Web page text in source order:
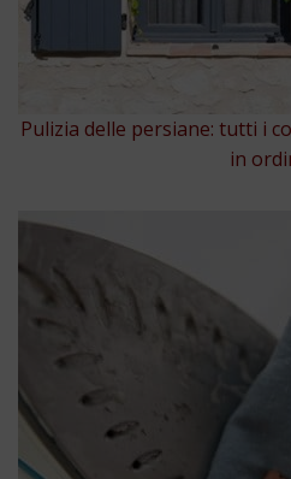
Pulizia delle persiane: tutti i
in